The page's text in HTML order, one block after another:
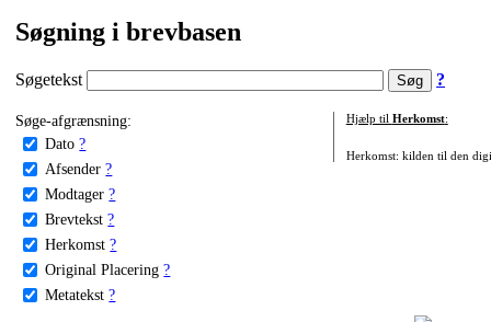
Søgning i brevbasen
Søgetekst ?
Søge-afgrænsning:
Dato ?
Afsender ?
Modtager ?
Brevtekst ?
Herkomst ?
Original Placering ?
Metatekst ?
Hjælp til Herkomst:
Herkomst: kilden til den